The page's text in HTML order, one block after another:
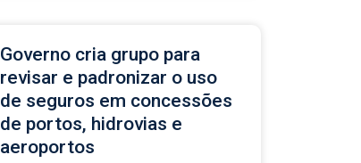
Governo cria grupo para
revisar e padronizar o uso
de seguros em concessões
de portos, hidrovias e
aeroportos